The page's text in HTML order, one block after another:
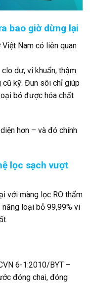
bao giờ dừng lại
Nam có liên quan
dư, vi khuẩn, thậm
kỹ. Đun sôi chỉ giúp
bỏ được hóa chất
hơn – và đó chính
lọc sạch vượt
với màng lọc RO thẩm
loại bỏ 99,99% vi
6-1:2010/BYT –
đóng chai, đóng